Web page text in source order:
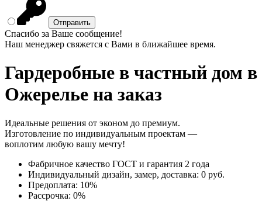
Спасибо за Ваше сообщение!
Наш менеджер свяжется с Вами в ближайшее время.
Гардеробные в частный дом в
Ожерелье на заказ
Идеальные решения от эконом до премиум.
Изготовление по индивидуальным проектам —
воплотим любую вашу мечту!
Фабричное качество ГОСТ и гарантия 2 года
Индивидуальный дизайн, замер, доставка: 0 руб.
Предоплата: 10%
Рассрочка: 0%